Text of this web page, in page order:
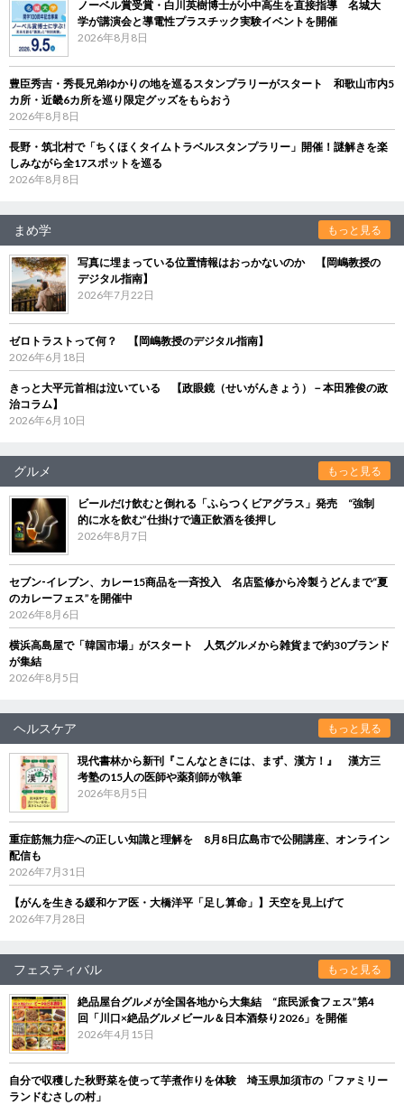
ノーベル賞受賞・白川英樹博士が小中高生を直接指導 名城大
学が講演会と導電性プラスチック実験イベントを開催
2026年8月8日
豊臣秀吉・秀長兄弟ゆかりの地を巡るスタンプラリーがスタート 和歌山市内5
カ所・近畿6カ所を巡り限定グッズをもらおう
2026年8月8日
長野・筑北村で「ちくほくタイムトラベルスタンプラリー」開催！謎解きを楽
しみながら全17スポットを巡る
2026年8月8日
まめ学 もっと見る
写真に埋まっている位置情報はおっかないのか 【岡嶋教授の
デジタル指南】
2026年7月22日
ゼロトラストって何？ 【岡嶋教授のデジタル指南】
2026年6月18日
きっと大平元首相は泣いている 【政眼鏡（せいがんきょう）－本田雅俊の政
治コラム】
2026年6月10日
グルメ もっと見る
ビールだけ飲むと倒れる「ふらつくビアグラス」発売 “強制
的に水を飲む”仕掛けで適正飲酒を後押し
2026年8月7日
セブン‐イレブン、カレー15商品を一斉投入 名店監修から冷製うどんまで“夏
のカレーフェス”を開催中
2026年8月6日
横浜高島屋で「韓国市場」がスタート 人気グルメから雑貨まで約30ブランド
が集結
2026年8月5日
ヘルスケア もっと見る
現代書林から新刊『こんなときには、まず、漢方！』 漢方三
考塾の15人の医師や薬剤師が執筆
2026年8月5日
重症筋無力症への正しい知識と理解を 8月8日広島市で公開講座、オンライン
配信も
2026年7月31日
【がんを生きる緩和ケア医・大橋洋平「足し算命」】天空を見上げて
2026年7月28日
フェスティバル もっと見る
絶品屋台グルメが全国各地から大集結 “庶民派食フェス”第4
回「川口×絶品グルメビール＆日本酒祭り2026」を開催
2026年4月15日
自分で収穫した秋野菜を使って芋煮作りを体験 埼玉県加須市の「ファミリー
ランドむさしの村」